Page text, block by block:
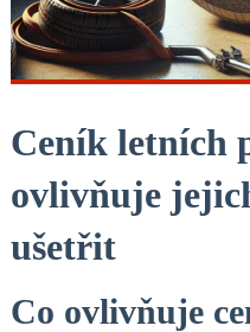
Ceník letních
ovlivňuje⁢
ušetřit
Co ovlivňuje⁤